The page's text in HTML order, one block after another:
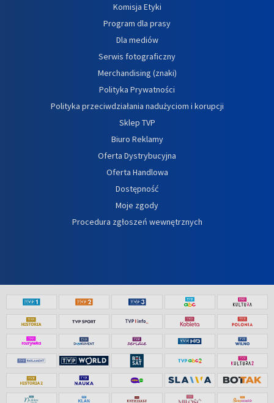
Komisja Etyki
Program dla prasy
Dla mediów
Serwis fotograficzny
Merchandising (znaki)
Polityka Prywatności
Polityka przeciwdziałania nadużyciom i korupcji
Sklep TVP
Biuro Reklamy
Oferta Dystrybucyjna
Oferta Handlowa
Dostępność
Moje zgody
Procedura zgłoszeń wewnętrznych